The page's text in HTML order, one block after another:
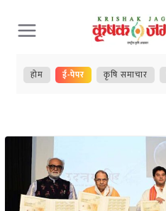
Skip
to
content
होम ई-पेपर कृषि समाचार